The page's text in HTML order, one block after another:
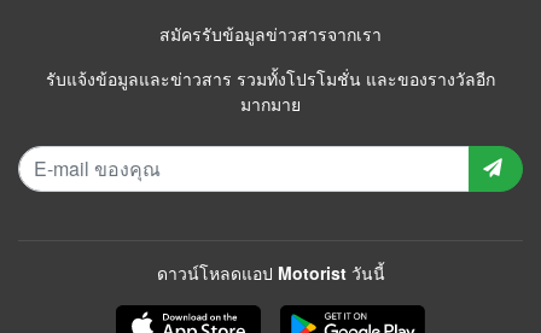
สมัครรับข้อมูลข่าวสารจากเรา
รับแจ้งข้อมูลและข่าวสาร รวมทั้งโปรโมชั่น และของรางวัลอีก
มากมาย
ดาวน์โหลดแอป Motorist วันนี้